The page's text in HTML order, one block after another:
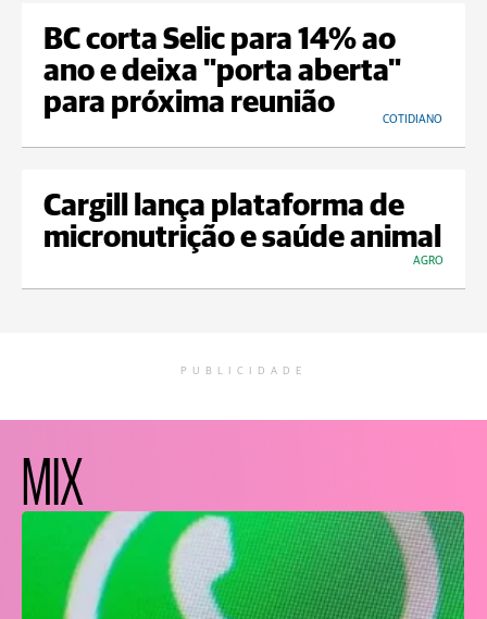
BC corta Selic para 14% ao
ano e deixa "porta aberta"
para próxima reunião
COTIDIANO
Cargill lança plataforma de
micronutrição e saúde animal
AGRO
PUBLICIDADE
MIX